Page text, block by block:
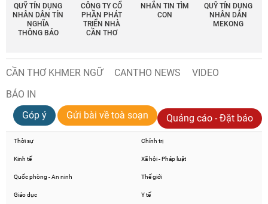
QUỸ TÍN DỤNG
NHÂN DÂN TÍN
NGHĨA
THÔNG BÁO
CÔNG TY CỔ
PHẦN PHÁT
TRIỂN NHÀ
CẦN THƠ
NHẮN TIN TÌM
CON
QUỸ TÍN DỤNG
NHÂN DÂN
MEKONG
CẦN THƠ KHMER NGỮ CANTHO NEWS
VIDEO
BÁO IN
Góp ý
Gửi bài về toà soạn Quảng cáo - Đặt báo
Thời sự Chính trị
Kinh tế Xã hội - Pháp luật
Quốc phòng - An ninh Thế giới
Giáo dục Y tế